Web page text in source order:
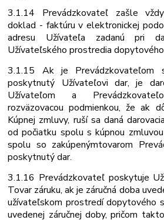
3.1.14 Prevádzkovateľ zašle
doklad - faktúru v elektronickej
adresu Užívateľa zadanú pri
Užívateľského prostredia
3.1.15 Ak je Prevádzkovateľom
poskytnutý Užívateľovi dar, je
Užívateľom a
rozväzovacou podmienkou, že ak
Kúpnej zmluvy, ruší sa daná
od počiatku spolu s kúpnou
spolu so zakúpenýmtovarom
poskytnutý dar.
3.1.16 Prevádzkovateľ poskytuje
Tovar záruku, ak je záručná doba
užívateľskom prostredí dopytového
uvedenej záručnej doby, pričom